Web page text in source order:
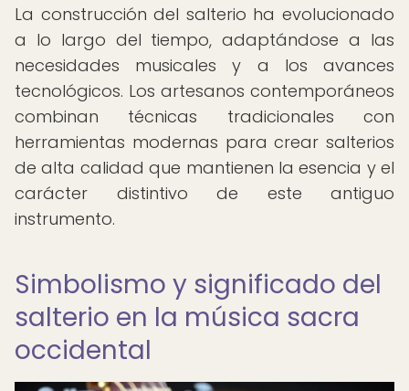
La construcción del salterio ha evolucionado
a lo largo del tiempo, adaptándose a las
necesidades musicales y a los avances
tecnológicos. Los artesanos contemporáneos
combinan técnicas tradicionales con
herramientas modernas para crear salterios
de alta calidad que mantienen la esencia y el
carácter distintivo de este antiguo
instrumento.
Simbolismo y significado del
salterio en la música sacra
occidental